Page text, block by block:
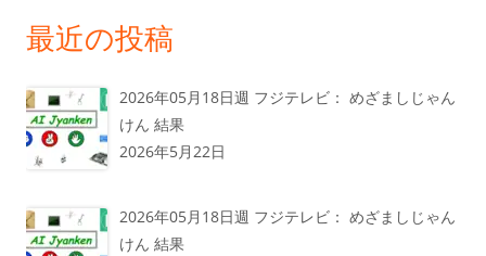
最近の投稿
2026年05月18日週 フジテレビ： めざましじゃん
けん 結果
2026年5月22日
2026年05月18日週 フジテレビ： めざましじゃん
けん 結果